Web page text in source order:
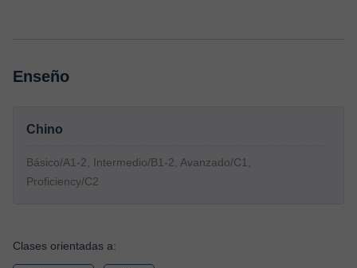
Enseño
Chino
Básico/A1-2, Intermedio/B1-2, Avanzado/C1,
Proficiency/C2
Clases orientadas a: